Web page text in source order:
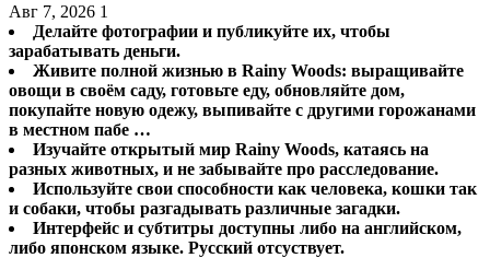
Авг 7, 2026 1
Делайте фотографии и публикуйте их, чтобы
зарабатывать деньги.
Живите полной жизнью в Rainy Woods: выращивайте
овощи в своём саду, готовьте еду, обновляйте дом,
покупайте новую одежу, выпивайте с другими горожанами
в местном пабе …
Изучайте открытый мир Rainy Woods, катаясь на
разных животных, и не забывайте про расследование.
Используйте свои способности как человека, кошки так
и собаки, чтобы разгадывать различные загадки.
Интерфейс и субтитры доступны либо на английском,
либо японском языке. Русский отсуствует.